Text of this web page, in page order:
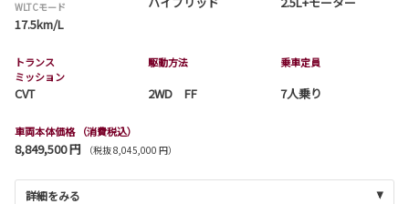
WLTCモード
17.5km/L
トランス
ミッション
CVT
駆動方法
2WD FF
乗車定員
7人乗り
車両本体価格 （消費税込）
8,849,500 円 （税抜 8,045,000 円）
詳細をみる